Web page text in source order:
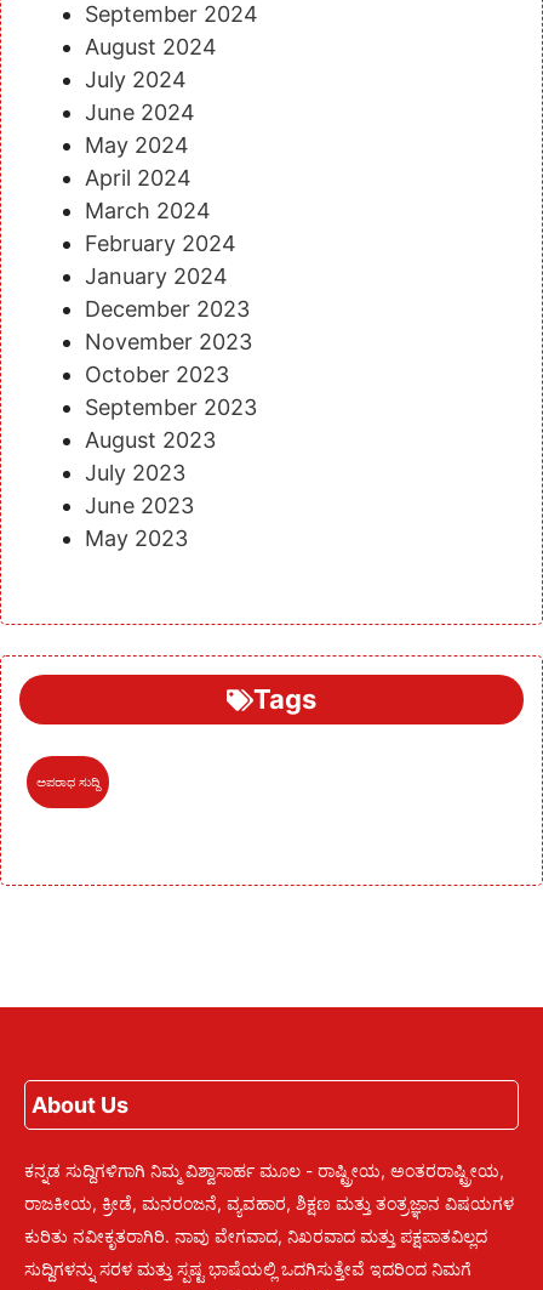
September 2024
August 2024
July 2024
June 2024
May 2024
April 2024
March 2024
February 2024
January 2024
December 2023
November 2023
October 2023
September 2023
August 2023
July 2023
June 2023
May 2023
Tags
ಅಪರಾಧ ಸುದ್ದಿ
About Us
ಕನ್ನಡ ಸುದ್ದಿಗಳಿಗಾಗಿ ನಿಮ್ಮ ವಿಶ್ವಾಸಾರ್ಹ ಮೂಲ - ರಾಷ್ಟ್ರೀಯ, ಅಂತರರಾಷ್ಟ್ರೀಯ,
ರಾಜಕೀಯ, ಕ್ರೀಡೆ, ಮನರಂಜನೆ, ವ್ಯವಹಾರ, ಶಿಕ್ಷಣ ಮತ್ತು ತಂತ್ರಜ್ಞಾನ ವಿಷಯಗಳ
ಕುರಿತು ನವೀಕೃತರಾಗಿರಿ. ನಾವು ವೇಗವಾದ, ನಿಖರವಾದ ಮತ್ತು ಪಕ್ಷಪಾತವಿಲ್ಲದ
ಸುದ್ದಿಗಳನ್ನು ಸರಳ ಮತ್ತು ಸ್ಪಷ್ಟ ಭಾಷೆಯಲ್ಲಿ ಒದಗಿಸುತ್ತೇವೆ ಇದರಿಂದ ನಿಮಗೆ